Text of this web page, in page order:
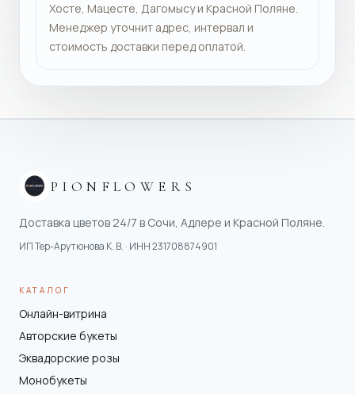
Хосте, Мацесте, Дагомысу и Красной Поляне.
Менеджер уточнит адрес, интервал и
стоимость доставки перед оплатой.
PIONFLOWERS
Доставка цветов 24/7 в Сочи, Адлере и Красной Поляне.
ИП Тер-Арутюнова К. В. · ИНН231708874901
КАТАЛОГ
Онлайн-витрина
Авторские букеты
Эквадорские розы
Монобукеты